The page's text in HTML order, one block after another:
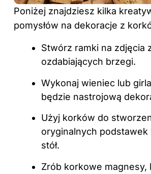
Poniżej znajdziesz kilka
pomysłów na dekoracje z
Stwórz ramki na zdjęcia
ozdabiających brzegi.
Wykonaj wieniec lub
będzie nastrojową
Użyj korków do
oryginalnych podstawek
stół.
Zrób korkowe magnesy,